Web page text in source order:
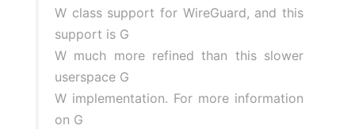
W class support for WireGuard, and this
support is G
W much more refined than this slower
userspace G
W implementation. For more information
on G